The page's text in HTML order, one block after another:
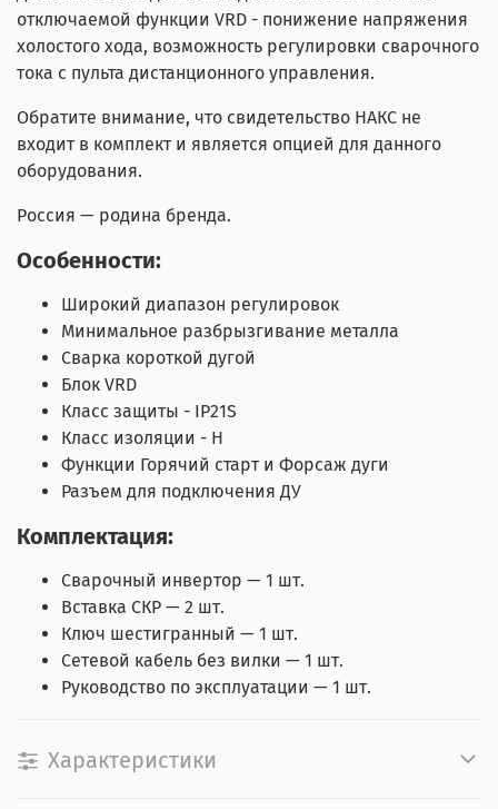
отключаемой функции VRD - понижение напряжения
холостого хода, возможность регулировки сварочного
тока с пульта дистанционного управления.
Обратите внимание, что свидетельство НАКС не
входит в комплект и является опцией для данного
оборудования.
Россия — родина бренда.
Особенности:
Широкий диапазон регулировок
Минимальное разбрызгивание металла
Сварка короткой дугой
Блок VRD
Класс защиты - IP21S
Класс изоляции - H
Функции Горячий старт и Форсаж дуги
Разъем для подключения ДУ
Комплектация:
Сварочный инвертор — 1 шт.
Вставка СКР — 2 шт.
Ключ шестигранный — 1 шт.
Сетевой кабель без вилки — 1 шт.
Руководство по эксплуатации — 1 шт.
Характеристики